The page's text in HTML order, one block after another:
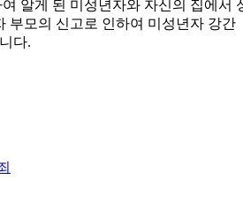
알게 된 미성년자와 자신의 집에서
부모의 신고로 인하여 미성년자 강간
다.